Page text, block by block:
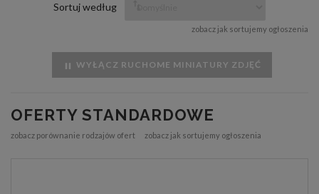
Sortuj według
zobacz jak sortujemy ogłoszenia
WYŁĄCZ RUCHOME MINIATURY ZDJĘĆ
OFERTY STANDARDOWE
zobacz porównanie rodzajów ofert zobacz jak sortujemy ogłoszenia